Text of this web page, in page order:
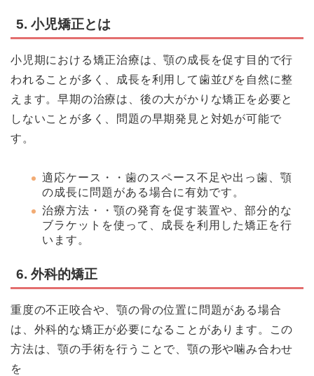
5. 小児矯正とは
小児期における矯正治療は、顎の成長を促す目的で行
われることが多く、成長を利用して歯並びを自然に整
えます。早期の治療は、後の大がかりな矯正を必要と
しないことが多く、問題の早期発見と対処が可能で
す。
適応ケース・・歯のスペース不足や出っ歯、顎
の成長に問題がある場合に有効です。
治療方法・・顎の発育を促す装置や、部分的な
ブラケットを使って、成長を利用した矯正を行
います。
6. 外科的矯正
重度の不正咬合や、顎の骨の位置に問題がある場合
は、外科的な矯正が必要になることがあります。この
方法は、顎の手術を行うことで、顎の形や噛み合わせ
を